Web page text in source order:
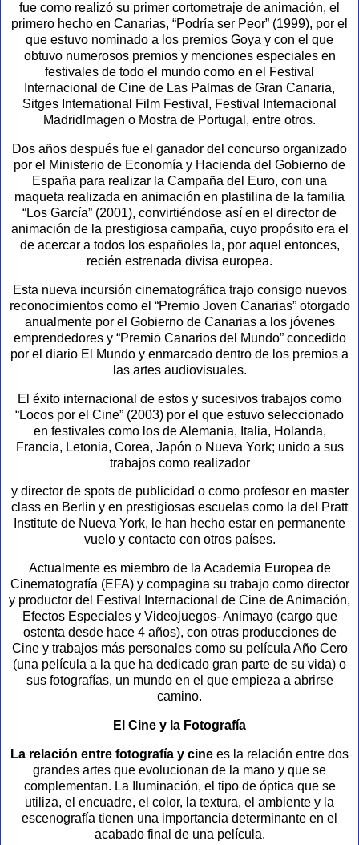
fue como realizó su primer cortometraje de animación, el
primero hecho en Canarias, “Podría ser Peor” (1999), por el
que estuvo nominado a los premios Goya y con el que
obtuvo numerosos premios y menciones especiales en
festivales de todo el mundo como en el Festival
Internacional de Cine de Las Palmas de Gran Canaria,
Sitges International Film Festival, Festival Internacional
MadridImagen o Mostra de Portugal, entre otros.
Dos años después fue el ganador del concurso organizado
por el Ministerio de Economía y Hacienda del Gobierno de
España para realizar la Campaña del Euro, con una
maqueta realizada en animación en plastilina de la familia
“Los García” (2001), convirtiéndose así en el director de
animación de la prestigiosa campaña, cuyo propósito era el
de acercar a todos los españoles la, por aquel entonces,
recién estrenada divisa europea.
Esta nueva incursión cinematográfica trajo consigo nuevos
reconocimientos como el “Premio Joven Canarias” otorgado
anualmente por el Gobierno de Canarias a los jóvenes
emprendedores y “Premio Canarios del Mundo” concedido
por el diario El Mundo y enmarcado dentro de los premios a
las artes audiovisuales.
El éxito internacional de estos y sucesivos trabajos como
“Locos por el Cine” (2003) por el que estuvo seleccionado
en festivales como los de Alemania, Italia, Holanda,
Francia, Letonia, Corea, Japón o Nueva York; unido a sus
trabajos como realizador
y director de spots de publicidad o como profesor en master
class en Berlin y en prestigiosas escuelas como la del Pratt
Institute de Nueva York, le han hecho estar en permanente
vuelo y contacto con otros países.
Actualmente es miembro de la Academia Europea de
Cinematografía (EFA) y compagina su trabajo como director
y productor del Festival Internacional de Cine de Animación,
Efectos Especiales y Videojuegos- Animayo (cargo que
ostenta desde hace 4 años), con otras producciones de
Cine y trabajos más personales como su película Año Cero
(una película a la que ha dedicado gran parte de su vida) o
sus fotografías, un mundo en el que empieza a abrirse
camino.
El Cine y la Fotografía
La relación entre fotografía y cine es la relación entre dos
grandes artes que evolucionan de la mano y que se
complementan. La Iluminación, el tipo de óptica que se
utiliza, el encuadre, el color, la textura, el ambiente y la
escenografía tienen una importancia determinante en el
acabado final de una película.